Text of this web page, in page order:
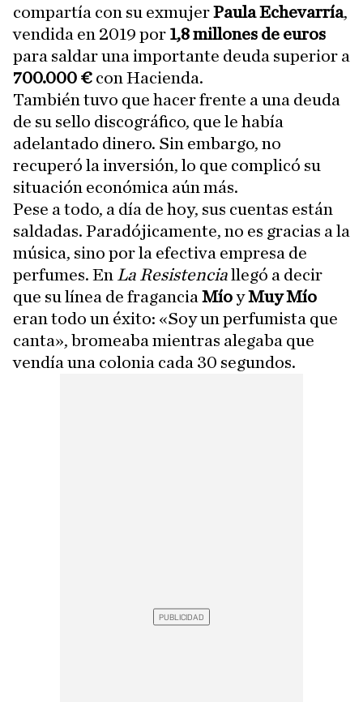
compartía con su exmujerPaula Echevarría,
vendida en 2019 por 1,8 millones de euros
para saldar una importante deuda superior a
700.000 € con Hacienda.
También tuvo que hacer frente a una deuda
de su sello discográfico, que le había
adelantado dinero. Sin embargo, no
recuperó la inversión, lo que complicó su
situación económica aún más.
Pese a todo, a día de hoy, sus cuentas están
saldadas. Paradójicamente, no es gracias a la
música, sino por la efectiva empresa de
perfumes. En La Resistenciallegó a decir
que su línea de fragancia MíoyMuy Mío
eran todo un éxito: «Soy un perfumista que
canta», bromeaba mientras alegaba que
vendía una colonia cada 30 segundos.